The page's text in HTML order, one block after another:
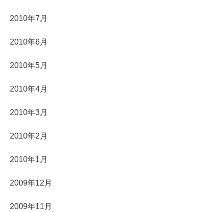
2010年7月
2010年6月
2010年5月
2010年4月
2010年3月
2010年2月
2010年1月
2009年12月
2009年11月